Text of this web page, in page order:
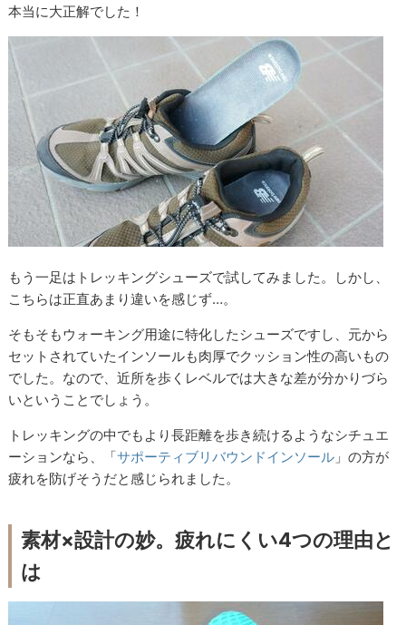
本当に大正解でした！
もう一足はトレッキングシューズで試してみました。しかし、
こちらは正直あまり違いを感じず…。
そもそもウォーキング用途に特化したシューズですし、元から
セットされていたインソールも肉厚でクッション性の高いもの
でした。なので、近所を歩くレベルでは大きな差が分かりづら
いということでしょう。
トレッキングの中でもより長距離を歩き続けるようなシチュエ
ーションなら、「サポーティブリバウンドインソール 」の方が
疲れを防げそうだと感じられました。
素材×設計の妙。疲れにくい4つの理由と
は